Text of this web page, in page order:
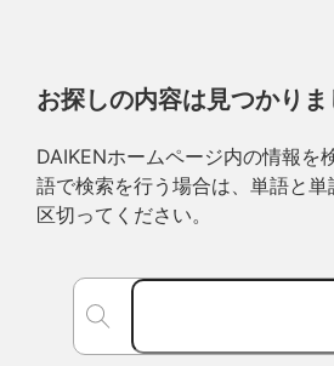
お探しの内容は見つかりま
DAIKENホームページ内の情報を
語で検索を行う場合は、単語と
区切ってください。